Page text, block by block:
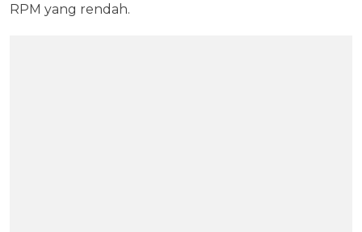
RPM yang rendah.